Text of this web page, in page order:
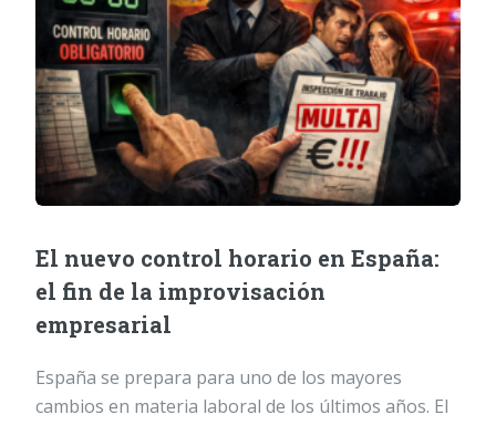
El nuevo control horario en España:
el fin de la improvisación
empresarial
España se prepara para uno de los mayores
cambios en materia laboral de los últimos años. El